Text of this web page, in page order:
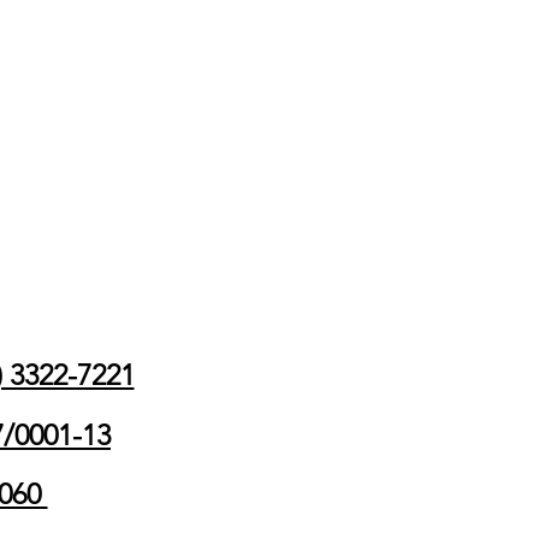
7221
0001-13